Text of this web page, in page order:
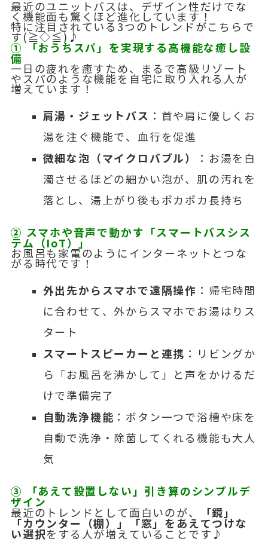
最近のユニットバスは、デザイン性だけでな
く機能面も驚くほど進化しています！
特に注目されている3つのトレンドがこちらで
す(≧◇≦)♪
① 「おうちスパ」を実現する高機能な癒し設
備
一日の疲れを癒すため、まるで高級リゾート
やスパのような機能を自宅に取り入れる人が
増えています！
肩湯・ジェットバス ：首や肩に優しくお
湯を注ぐ機能で、血行を促進
微細な泡（マイクロバブル）
：お湯を白
濁させるほどの細かい泡が、肌の汚れを
落とし、湯上がり後もポカポカ長持ち
② スマホや音声で動かす「スマートバスシス
テム（IoT）」
お風呂も家電のようにインターネットとつな
がる時代です！
外出先からスマホで遠隔操作 ：帰宅時間
に合わせて、外からスマホでお湯はりス
タート
スマートスピーカーと連携 ：リビングか
ら「お風呂を沸かして」と声をかけるだ
けで準備完了
自動洗浄機能 ：ボタン一つで浴槽や床を
自動で洗浄・除菌してくれる機能も大人
気
③ 「あえて設置しない」引き算のシンプルデ
ザイン
最近のトレンドとして面白いのが、 「鏡」
「カウンター（棚）」「窓」をあえてつけな
い選択をする人が増えていることです♪